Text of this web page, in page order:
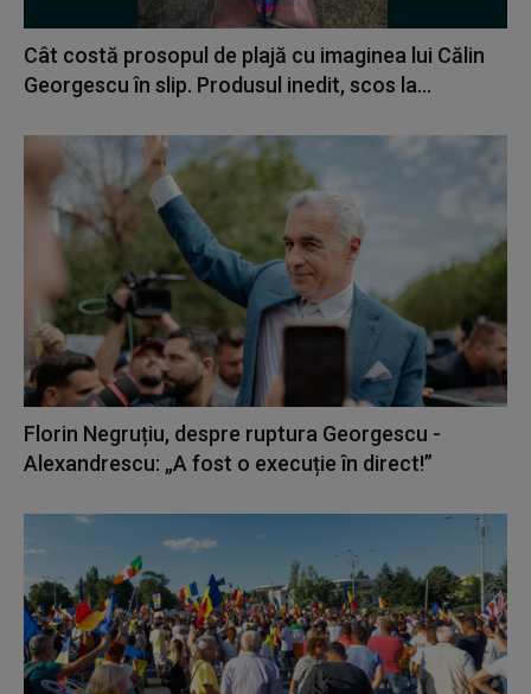
Cât costă prosopul de plajă cu imaginea lui Călin
Georgescu în slip. Produsul inedit, scos la...
Florin Negruțiu, despre ruptura Georgescu -
Alexandrescu: „A fost o execuție în direct!”